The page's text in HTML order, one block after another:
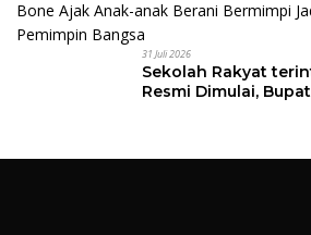
31 Juli 2026
Sekolah Rakyat
Resmi Dimulai,